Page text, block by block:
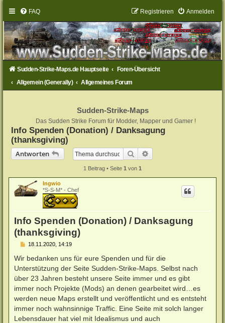
FAQ Anmelden
Registrieren
Sudden-Strike-Maps.de Hauptseite
Foren-Übersicht
Allgemein (Generally)
Allgemeines Forum
Sudden-Strike-Maps
Das Sudden Strike Forum für Modder, Mapper und Gamer !
Info Spenden (Donation) / Danksagung
(thanksgiving)
Antworten
Suche
1 Beitrag • Seite 1 von 1
Ingwio
*S-S-M* - Chef
Info Spenden (Donation) / Danksagung
(thanksgiving)
B
i
r
a
g
18.11.2020, 14:19
Wir bedanken uns für eure Spenden und für die
Unterstützung der Seite Sudden-Strike-Maps. Selbst nach
über 23 Jahren besteht unsere Seite immer und es gibt
immer noch Projekte (Mods) an denen gearbeitet wird…es
werden neue Maps erstellt und veröffentlicht und es entsteht
immer noch wahnsinnige Traffic. Eine Seite mit solch langer
Lebensdauer hat viel mit Idealismus und auch